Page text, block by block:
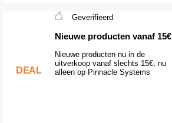
DEAL
Geverifieerd
Nieuwe producten vanaf 15€
Nieuwe producten nu in de
uitverkoop vanaf slechts 15€, nu
alleen op Pinnacle Systems